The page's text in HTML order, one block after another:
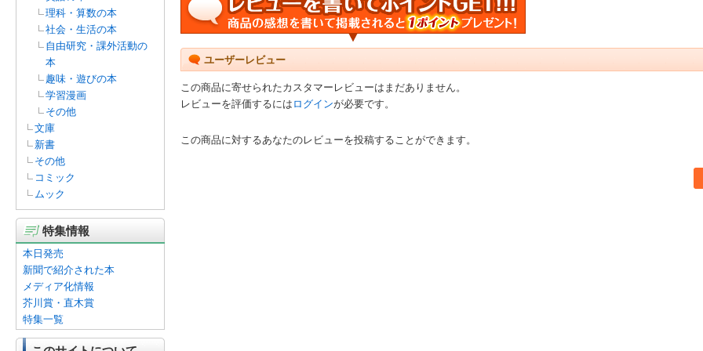
理科・算数の本
社会・生活の本
自由研究・課外活動の
本
趣味・遊びの本
学習漫画
その他
文庫
新書
その他
コミック
ムック
特集情報
本日発売
新聞で紹介された本
メディア化情報
芥川賞・直木賞
特集一覧
ユーザーレビュー
この商品に寄せられたカスタマーレビューはまだありません。
レビューを評価するには ログインが必要です。
この商品に対するあなたのレビューを投稿することができます。